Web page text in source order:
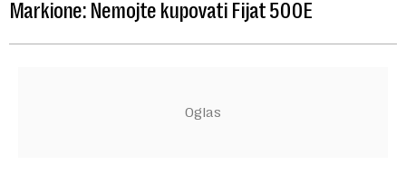
Markione: Nemojte kupovati Fijat 500E